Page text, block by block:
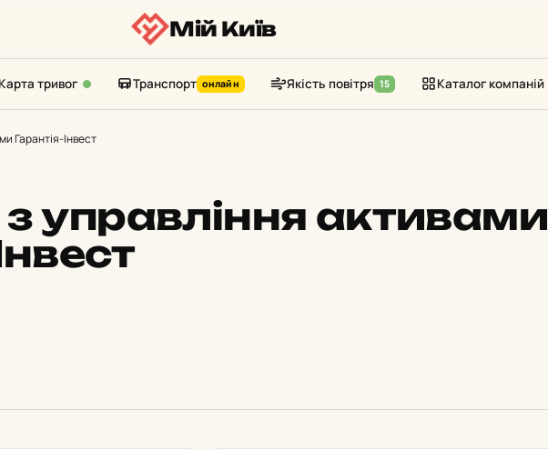
Мій Київ
Карта тривог Транспорт онлайн Якість повітря 15 Каталог компаній
Гарантія-Інвест
управління активами